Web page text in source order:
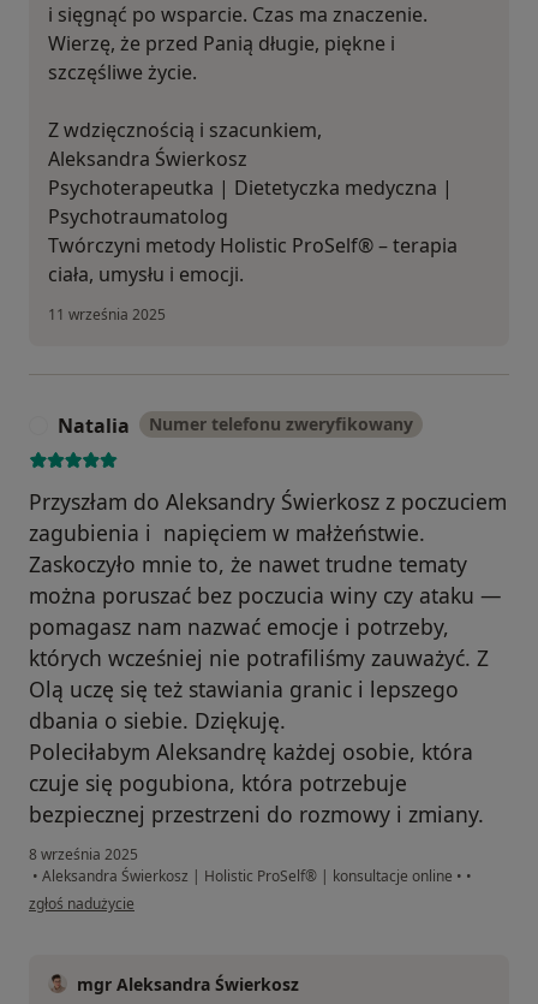
i sięgnąć po wsparcie. Czas ma znaczenie.
Wierzę, że przed Panią długie, piękne i
szczęśliwe życie.
Z wdzięcznością i szacunkiem,
Aleksandra Świerkosz
Psychoterapeutka | Dietetyczka medyczna |
Psychotraumatolog
Twórczyni metody Holistic ProSelf® – terapia
ciała, umysłu i emocji.
11 września 2025
Natalia Numer telefonu zweryfikowany
Przyszłam do Aleksandry Świerkosz z poczuciem
zagubienia i napięciem w małżeństwie.
Zaskoczyło mnie to, że nawet trudne tematy
można poruszać bez poczucia winy czy ataku —
pomagasz nam nazwać emocje i potrzeby,
których wcześniej nie potrafiliśmy zauważyć. Z
Olą uczę się też stawiania granic i lepszego
dbania o siebie. Dziękuję.
Poleciłabym Aleksandrę każdej osobie, która
czuje się pogubiona, która potrzebuje
bezpiecznej przestrzeni do rozmowy i zmiany.
8 września 2025
• Aleksandra Świerkosz | Holistic ProSelf® | konsultacje online • •
w opinii użytkownika Natalia
zgłoś nadużycie
mgr Aleksandra Świerkosz